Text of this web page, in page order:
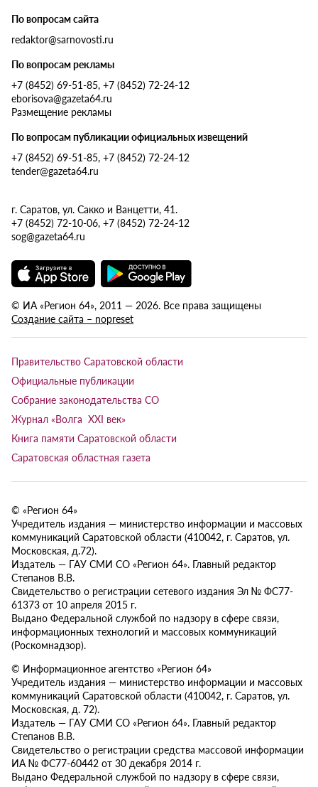
По вопросам сайта
redaktor@sarnovosti.ru
По вопросам рекламы
+7 (8452) 69-51-85, +7 (8452) 72-24-12
eborisova@gazeta64.ru
Размещение рекламы
По вопросам публикации официальных извещений
+7 (8452) 69-51-85, +7 (8452) 72-24-12
tender@gazeta64.ru
г. Саратов, ул. Сакко и Ванцетти, 41.
+7 (8452) 72-10-06, +7 (8452) 72-24-12
sog@gazeta64.ru
© ИА «Регион 64», 2011 — 2026. Все права защищены
Создание сайта – nopreset
Правительство Саратовской области
Официальные публикации
Собрание законодательства СО
Журнал «Волга XXI век»
Книга памяти Саратовской области
Саратовская областная газета
© «Регион 64»
Учредитель издания — министерство информации и массовых
коммуникаций Саратовской области (410042, г. Саратов, ул.
Московская, д.72).
Издатель — ГАУ СМИ СО «Регион 64». Главный редактор
Степанов В.В.
Свидетельство о регистрации сетевого издания Эл № ФС77-
61373 от 10 апреля 2015 г.
Выдано Федеральной службой по надзору в сфере связи,
информационных технологий и массовых коммуникаций
(Роскомнадзор).
© Информационное агентство «Регион 64»
Учредитель издания — министерство информации и массовых
коммуникаций Саратовской области (410042, г. Саратов, ул.
Московская, д. 72).
Издатель — ГАУ СМИ СО «Регион 64». Главный редактор
Степанов В.В.
Свидетельство о регистрации средства массовой информации
ИА № ФС77-60442 от 30 декабря 2014 г.
Выдано Федеральной службой по надзору в сфере связи,